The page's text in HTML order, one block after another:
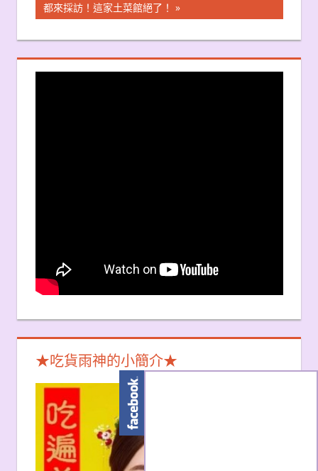
覽
Post:
都來採訪！這家土菜館絕了！
★吃貨雨神的小簡介★